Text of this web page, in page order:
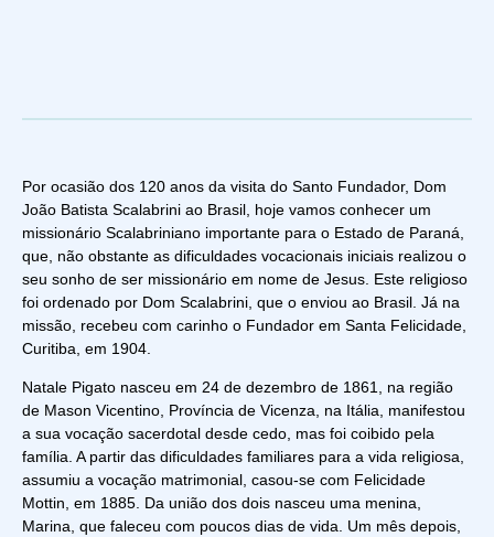
Por ocasião dos 120 anos da visita do Santo Fundador, Dom
João Batista Scalabrini ao Brasil, hoje vamos conhecer um
missionário Scalabriniano importante para o Estado de Paraná,
que, não obstante as dificuldades vocacionais iniciais realizou o
seu sonho de ser missionário em nome de Jesus. Este religioso
foi ordenado por Dom Scalabrini, que o enviou ao Brasil. Já na
missão, recebeu com carinho o Fundador em Santa Felicidade,
Curitiba, em 1904.
Natale Pigato nasceu em 24 de dezembro de 1861, na região
de Mason Vicentino, Província de Vicenza, na Itália, manifestou
a sua vocação sacerdotal desde cedo, mas foi coibido pela
família. A partir das dificuldades familiares para a vida religiosa,
assumiu a vocação matrimonial, casou-se com Felicidade
Mottin, em 1885. Da união dos dois nasceu uma menina,
Marina, que faleceu com poucos dias de vida. Um mês depois,